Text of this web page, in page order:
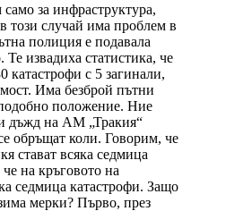
за инфраструктура,
този случай има проблем в
полиция е подавала
извадиха статистика, че
катастрофи с 5 загинали,
Има безброй пътни
положение. Ние
дъжд на АМ „Тракия“
обръщат коли. Говорим, че
стават всяка седмица
на кръговото на
седмица катастрофи. Защо
мерки? Първо, през